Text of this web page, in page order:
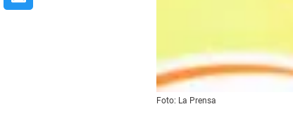
Foto: La Prensa